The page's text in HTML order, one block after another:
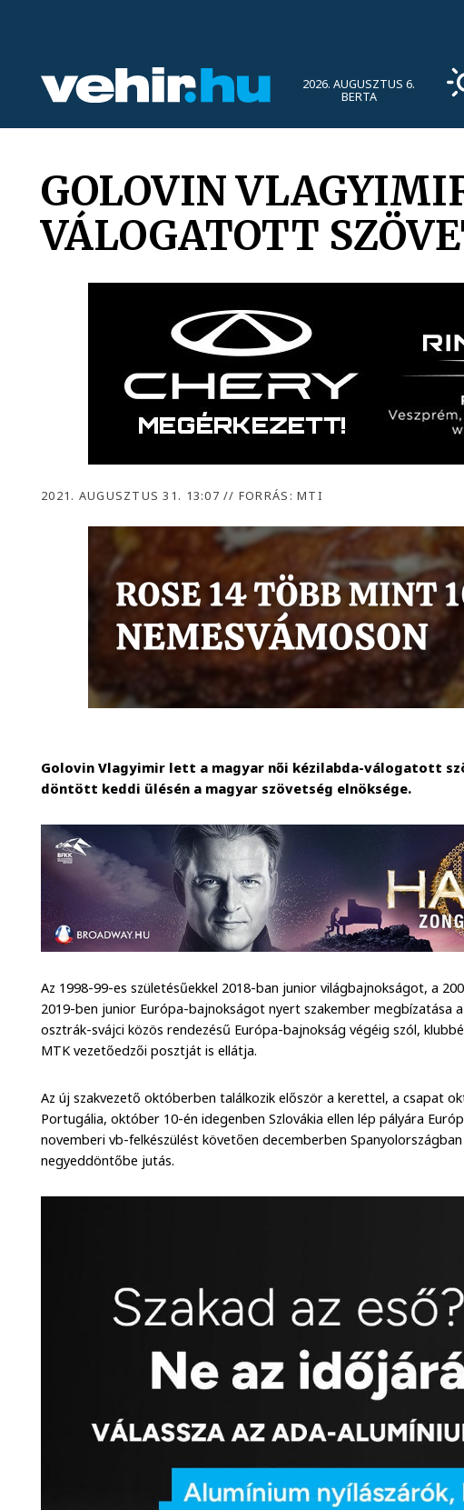
2026. AUGUSZTUS 6.
BERTA
GOLOVIN
VÁLOGATOTT
2021. AUGUSZTUS 31. 13:07// FORRÁS: MTI
Golovin Vlagyimir lett a magyar női kézilabda-válogatott
döntött keddi ülésén a magyar szövetség elnöksége.
Az 1998-99-es születésűekkel 2018-ban junior világbajnokságot, a
2019-ben junior Európa-bajnokságot nyert szakember megbízatása
osztrák-svájci közös rendezésű Európa-bajnokság végéig szól,
MTK vezetőedzői posztját is ellátja.
Az új szakvezető októberben találkozik először a kerettel, a csapat
Portugália, október 10-én idegenben Szlovákia ellen lép pályára
novemberi vb-felkészülést követően decemberben
negyeddöntőbe jutás.